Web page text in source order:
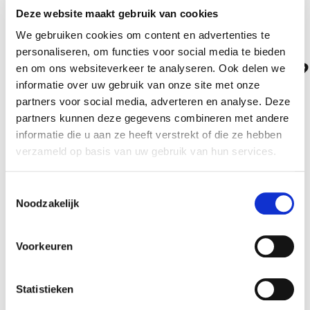
Deze website maakt gebruik van cookies
We gebruiken cookies om content en advertenties te
personaliseren, om functies voor social media te bieden
en om ons websiteverkeer te analyseren. Ook delen we
informatie over uw gebruik van onze site met onze
partners voor social media, adverteren en analyse. Deze
partners kunnen deze gegevens combineren met andere
informatie die u aan ze heeft verstrekt of die ze hebben
verzameld op basis van uw gebruik van hun services.
Noodzakelijk
Voorkeuren
Statistieken
tussen een opzichter en
een
onderhoudsmedewerker?
Een onderhoudsmedewerker voert zelf
reparaties uit, terwijl een opzichter toezicht
houdt en een coördinerende rol heeft. De
opzichter bewaakt daarnaast de kwaliteit van
het werk en zorgt dat alles volgens afspraak gaat.
Werken als opzichter bij
een woningcorporatie
Als opzichter bij een woningcorporatie draag je
tevredenheid van bewoners. Je hebt dus een
Altijd als 1e op de hoogte van de
nieuwste vacatures als je een job
alert aanmaakt!
Postcode